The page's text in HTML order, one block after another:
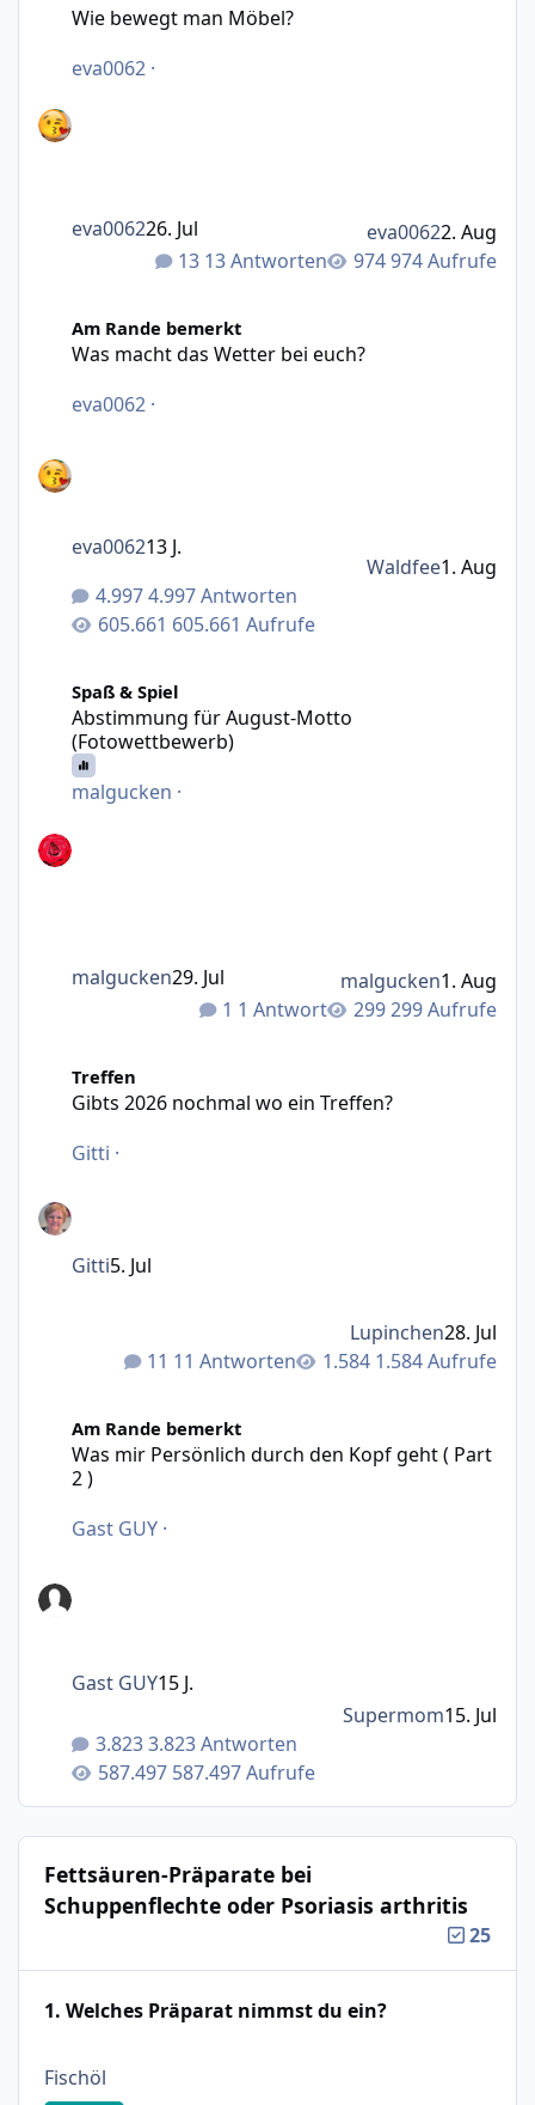
Wie bewegt man Möbel?
eva0062 ·
13 Antworten 974 Aufrufe
eva006226. Jul eva00622. Aug
Am Rande bemerkt
Was macht das Wetter bei euch?
eva0062 ·
4.997 Antworten
605.661 Aufrufe
eva006213 J.
Waldfee1. Aug
Spaß & Spiel
Abstimmung für August-Motto
(Fotowettbewerb)
malgucken ·
1 Antwort 299 Aufrufe
malgucken29. Jul malgucken1. Aug
Treffen
Gibts 2026 nochmal wo ein Treffen?
Gitti ·
11 Antworten 1.584 Aufrufe
Gitti5. Jul
Lupinchen28. Jul
Am Rande bemerkt
Was mir Persönlich durch den Kopf geht ( Part
2 )
Gast GUY ·
3.823 Antworten
587.497 Aufrufe
Gast GUY15 J.
Supermom15. Jul
Fettsäuren-Präparate bei
Schuppenflechte oder Psoriasis arthritis
25
1. Welches Präparat nimmst du ein?
Fischöl: 18%